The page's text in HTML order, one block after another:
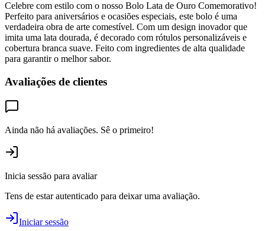
Celebre com estilo com o nosso Bolo Lata de Ouro Comemorativo!
Perfeito para aniversários e ocasiões especiais, este bolo é uma
verdadeira obra de arte comestível. Com um design inovador que
imita uma lata dourada, é decorado com rótulos personalizáveis e
cobertura branca suave. Feito com ingredientes de alta qualidade
para garantir o melhor sabor.
Avaliações de clientes
Ainda não há avaliações. Sê o primeiro!
Inicia sessão para avaliar
Tens de estar autenticado para deixar uma avaliação.
Iniciar sessão